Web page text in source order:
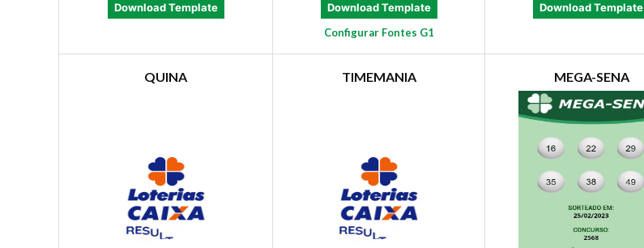
Download Template
Download Template
Configurar Fontes G1
Download Template
QUINA TIMEMANIA MEGA-SENA